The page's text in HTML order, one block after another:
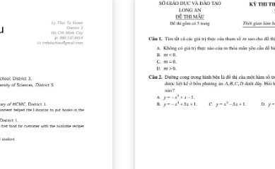
một cách hiệu
trạng sai sót do
khách sạn vừa và
quản lý khách sạn
được thiết kế
việc thủ công lặp đi
sót và thiếu chính
sạn.